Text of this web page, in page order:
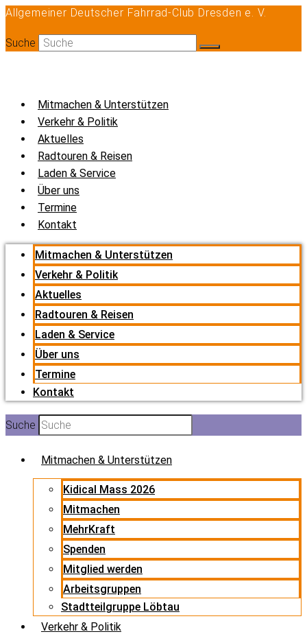
Zum
springen
Allgemeiner Deutscher Fahrrad-Club Dresden e. V.
Suche
Mitmachen & Unterstützen
Verkehr & Politik
Aktuelles
Radtouren & Reisen
Laden & Service
Über uns
Termine
Kontakt
Mitmachen & Unterstützen
Verkehr & Politik
Aktuelles
Radtouren & Reisen
Laden & Service
Über uns
Termine
Kontakt
Suche
Mitmachen & Unterstützen
Kidical Mass 2026
Mitmachen
MehrKraft
Spenden
Mitglied werden
Arbeitsgruppen
Stadtteilgruppe Löbtau
Verkehr & Politik